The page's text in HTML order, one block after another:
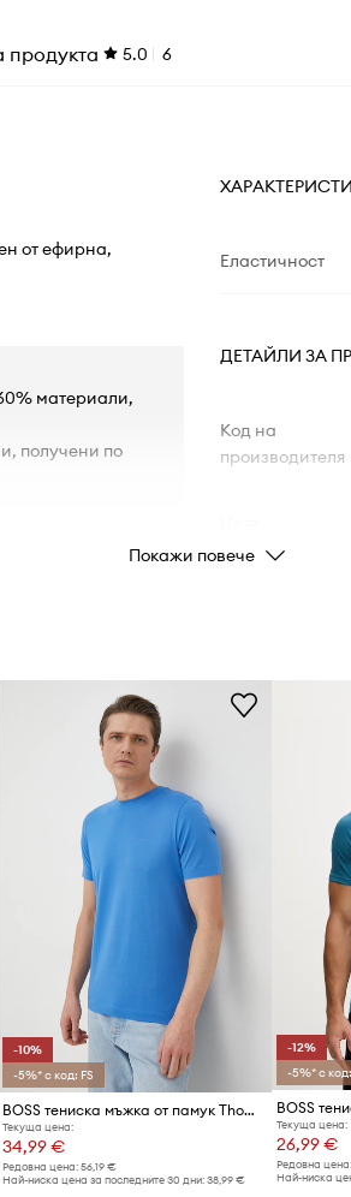
продукта 5.0 6
от ефирна,
материали,
получени по
Еластичност
ДЕТАЙЛИ ЗА
Код на
производителя
Код на продукта
Покажи повече
-10%
-5%* с код: FS
BOSS тениска мъжка от памук Thompson 01
Текуща цена:
34,99 €
Редовна цена: 56,19 €
Най-ниска цена за последните 30 дни: 38,99 €
-12%
-5%* с код:
Текуща цена:
26,99 €
Редовна цена:
Най-ниска